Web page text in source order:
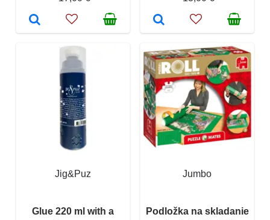
Jig&Puz
Glue 220 ml with a
Jumbo
Podložka na skladanie